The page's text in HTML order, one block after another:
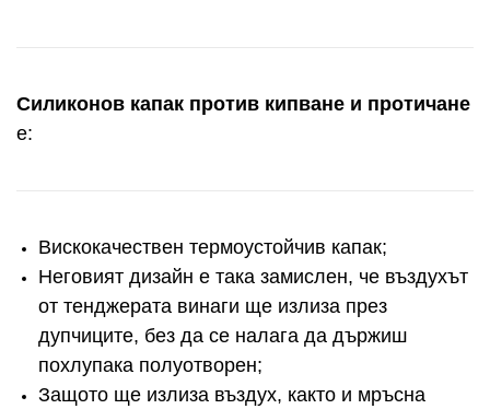
Силиконов капак против кипване и протичане
е:
Вискокачествен термоустойчив капак;
Неговият дизайн е така замислен, че въздухът
от тенджерата винаги ще излиза през
дупчиците, без да се налага да държиш
похлупака полуотворен;
Защото ще излиза въздух, както и мръсна